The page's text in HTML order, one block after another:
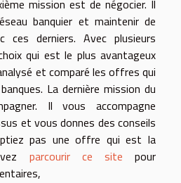
mission est de négocier. Il
banquier et maintenir de
ces derniers. Avec plusieurs
qui est le plus avantageux
et comparé les offres qui
La dernière mission du
Il vous accompagne
et vous donnes des conseils
pas une offre qui est la
parcourir ce site pour